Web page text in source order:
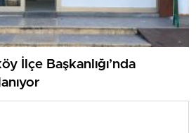
İlçe Başkanlığı’nda